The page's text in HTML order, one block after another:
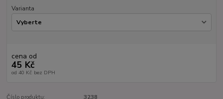
Varianta
cena od
45 Kč
od 40 Kč bez DPH
Číslo produktu: 3238